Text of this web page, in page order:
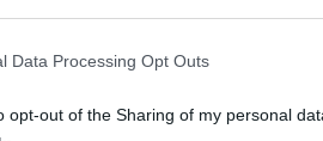
Data Processing Opt Outs
opt-out of the Sharing of my personal
τον Jeffrey